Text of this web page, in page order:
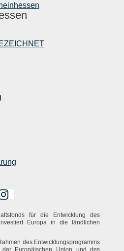
für die Entwicklung des
Europa in die ländlichen
des Entwicklungsprogramms
der Europäischen Union und des